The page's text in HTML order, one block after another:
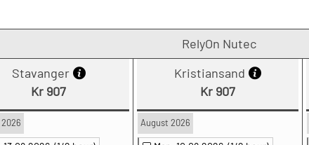
RelyOn Nutec
Stavanger
Kr 907
Kristiansand
Kr 907
August 2026